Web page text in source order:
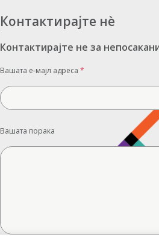
Контактирајте нè
Контактирајте не за
Вашата е-мајл адреса *
Вашата порака